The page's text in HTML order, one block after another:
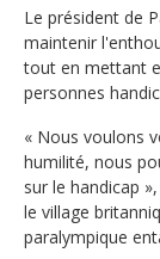
Le président de
maintenir
tout en mettant
personnes
« Nous voulons
humilité, nous
sur le handicap
le village
paralympique